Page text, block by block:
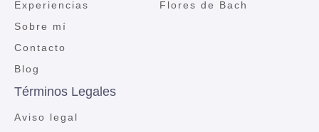
Experiencias
Sobre mí
Contacto
Blog
Flores de Bach
Términos Legales
Aviso legal